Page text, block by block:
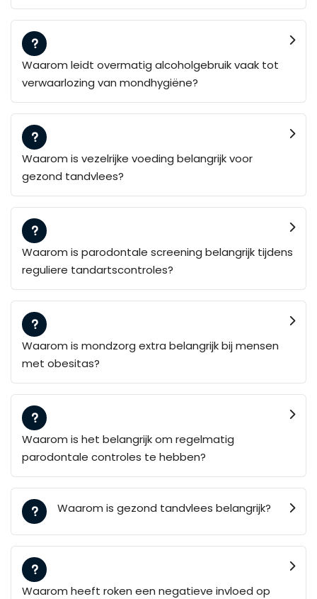
Waarom leidt overmatig alcoholgebruik vaak tot
verwaarlozing van mondhygiëne?
Waarom is vezelrijke voeding belangrijk voor
gezond tandvlees?
Waarom is parodontale screening belangrijk tijdens
reguliere tandartscontroles?
Waarom is mondzorg extra belangrijk bij mensen
met obesitas?
Waarom is het belangrijk om regelmatig
parodontale controles te hebben?
Waarom is gezond tandvlees belangrijk?
Waarom heeft roken een negatieve invloed op